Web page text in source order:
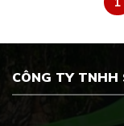
CÔNG TY TNHH